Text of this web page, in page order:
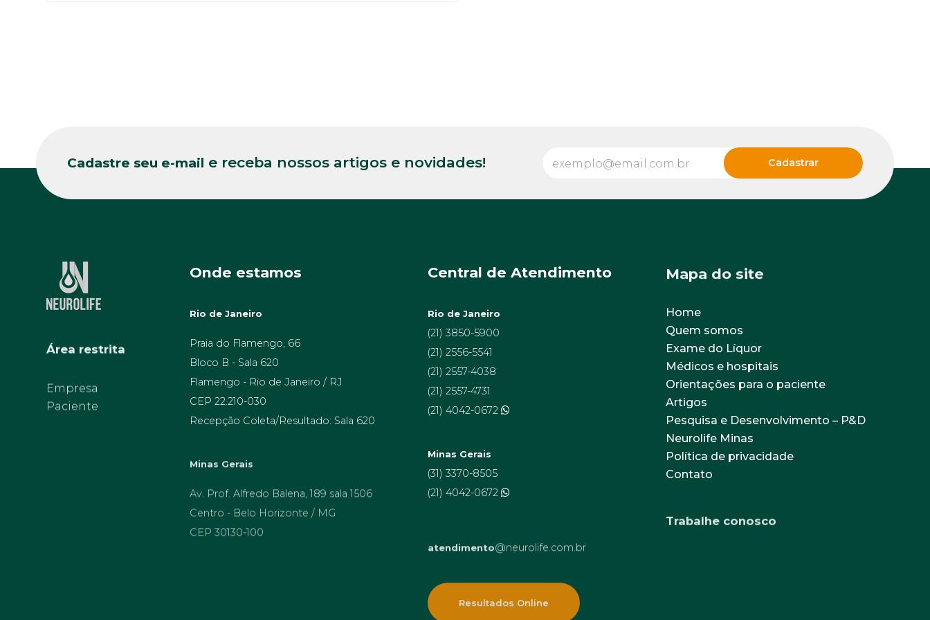
Cadastre seu e-mail e receba nossos artigos e novidades!
Área restrita
Empresa
Paciente
Onde estamos
Rio de Janeiro
Praia do Flamengo, 66
Bloco B - Sala 620
Flamengo - Rio de Janeiro / RJ
CEP 22.210-030
Recepção Coleta/Resultado: Sala 620
Centro - Belo Horizonte / MG
CEP 30130-100
Central de Atendimento
Rio de Janeiro
(21) 3850-5900
(21) 2556-5541
(21) 2557-4038
(21) 2557-4731
(21) 4042-0672
Minas Gerais
(31) 3370-8505
(21) 4042-0672
atendimento@neurolife.com.br
Mapa do site
Home
Quem somos
Exame do Líquor
Médicos e hospitais
Orientações para o paciente
Artigos
Pesquisa e Desenvolvimento – P&D
Neurolife Minas
Política de privacidade
Contato
Trabalhe conosco